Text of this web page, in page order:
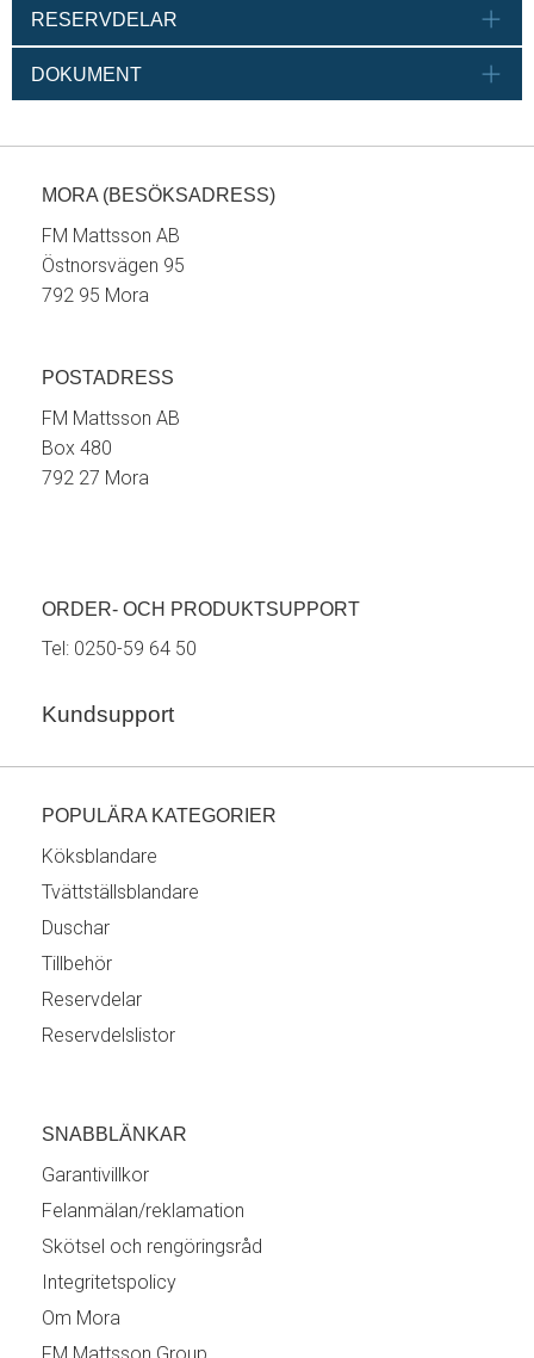
RESERVDELAR
DOKUMENT
MORA (BESÖKSADRESS)
FM Mattsson AB
Östnorsvägen 95
792 95 Mora
POSTADRESS
FM Mattsson AB
Box 480
792 27 Mora
ORDER- OCH PRODUKTSUPPORT
Tel: 0250-59 64 50
Kundsupport
POPULÄRA KATEGORIER
Köksblandare
Tvättställsblandare
Duschar
Tillbehör
Reservdelar
Reservdelslistor
SNABBLÄNKAR
Garantivillkor
Felanmälan/reklamation
Skötsel och rengöringsråd
Integritetspolicy
Om Mora